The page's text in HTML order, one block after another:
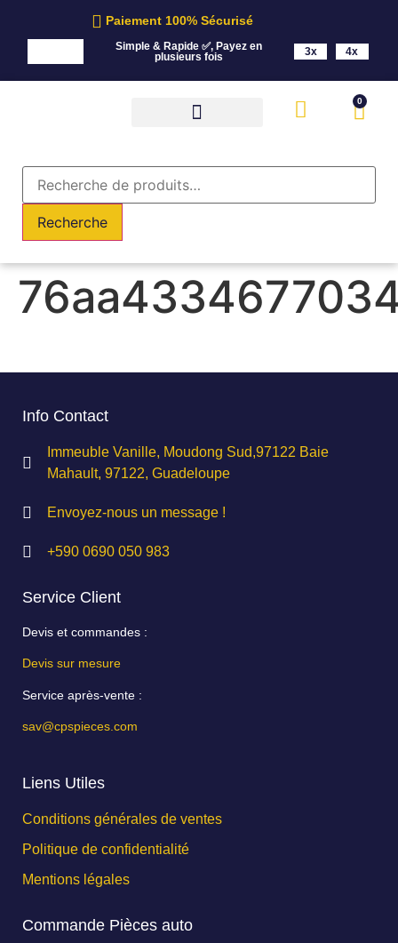
Simple & Rapide ✅, Payez en
plusieurs fois
3x 4x
Paiement 100% Sécurisé
0
Recherche
Info Contact
Immeuble Vanille, Moudong Sud,97122 Baie
Mahault, 97122, Guadeloupe
Envoyez-nous un message !
+590 0690 050 983
Service Client
Devis et commandes :
Devis sur mesure
Service après-vente :
sav@cpspieces.com
Liens Utiles
Conditions générales de ventes
Politique de confidentialité
Mentions légales
Commande Pièces auto